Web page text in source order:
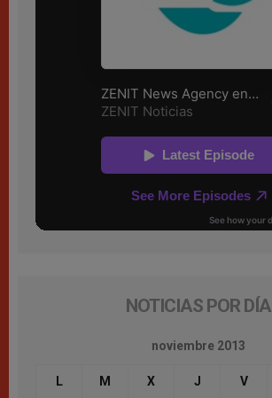
NOTICIAS POR DÍA
noviembre 2013
L M X J V